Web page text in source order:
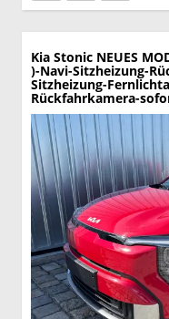
Kia Stonic NEUES
)-Navi-Sitzheizung-
Sitzheizung-
Rückfahrkamera-